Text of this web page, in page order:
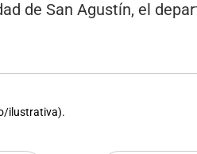
de San Agustín, el
ilustrativa).